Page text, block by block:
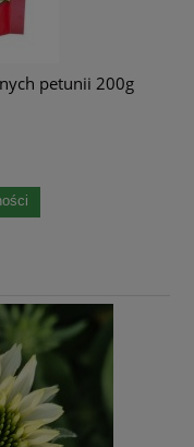
petunii 200g